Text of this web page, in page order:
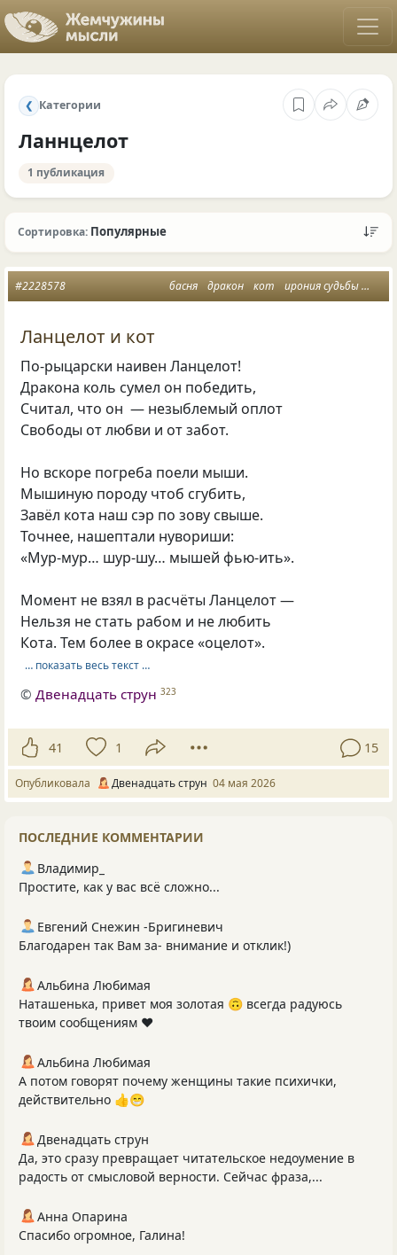
❮ Категории
Ланнцелот
1 публикация
Сортировка: Популярные
басня дракон кот ирония судьбы
#2228578
Ланцелот и кот
По-рыцарски наивен Ланцелот!
Дракона коль сумел он победить,
Считал, что он — незыблемый оплот
Свободы от любви и от забот.
Но вскоре погреба поели мыши.
Мышиную породу чтоб сгубить,
Завёл кота наш сэр по зову свыше.
Точнее, нашептали нувориши:
«Мур-мур… шур-шу… мышей фью-ить».
Момент не взял в расчёты Ланцелот —
Нельзя не стать рабом и не любить
Кота. Тем более в окрасе «оцелот».
… показать весь текст …
©Двенадцать струн 323
41 1 15
Опубликовала Двенадцать струн 04 мая 2026
ПОСЛЕДНИЕ КОММЕНТАРИИ
Владимир_
Простите, как у вас всё сложно...
Евгений Снежин -Бригиневич
Благодарен так Вам за- внимание и отклик!)
Альбина Любимая
Наташенька, привет моя золотая 🙃 всегда радуюсь
твоим сообщениям ❤️
Альбина Любимая
А потом говорят почему женщины такие психички,
действительно 👍😁
Двенадцать струн
Да, это сразу превращает читательское недоумение в
радость от смысловой верности. Сейчас фраза,...
Анна Опарина
Спасибо огромное, Галина!